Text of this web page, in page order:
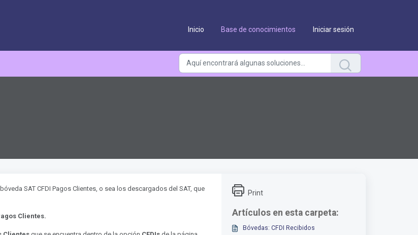
Inicio Base de conocimientos Iniciar sesión
SAT CFDI Pagos Clientes, o sea los descargados del SAT, que
Clientes.
Print
Artículos en esta carpeta:
Bóvedas: CFDI Recibidos